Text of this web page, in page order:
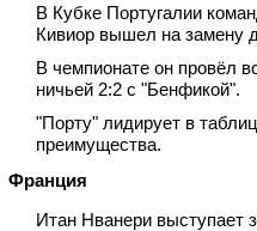
В Кубке Португалии
Кивиор вышел на замену
В чемпионате он провёл
ничьей 2:2 с "Бенфикой".
"Порту" лидирует в
преимущества.
Франция
Итан Нванери выступает